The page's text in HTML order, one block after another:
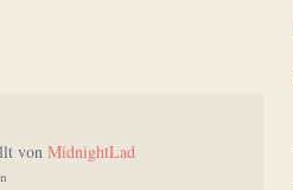
von MidnightLad